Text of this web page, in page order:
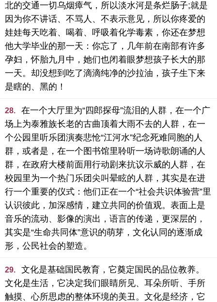
北的交通一切乌烟瘴气，所以淡水河是条烂肠子;就是
因为你不讲话、不骂人、不表示意见，所以你疼爱的
娃娃每天吃着、喝着、呼吸着化学毒素，你还在梦想
他大学毕业的那一天：你忘了，几年前在南部有许多
孕妇，怀胎九月中，她们也闭着眼梦想孩子长大的那
一天。却没想到吃了滴滴纯净的沙拉油，孩子生下来
是瞎的、黑的！
28.
在一个大厅里为“四郎探母”流泪的人群，在一个广
场上为泰雅族长老的古曲顶着大雨不去的人群，在一
个公园里听乐团演奏悲怆“江河水”纪念死难同胞的人
群，或者是，在一个图书馆里聆听一场诗歌朗诵的人
群，在政府大楼前面用行动剧来抗议示威的人群，在
校园里为一个热门乐团尖叫晕眩的人群，其实是在进
行一个重要的仪式：他们正在一个“社会共识体验营”里
认识彼此，加深感情，建立共同的价值观。表面上是
音乐的流动、影像的演出，语言的传递，更深层的，
其实是“生命共同体”意识的萌芽，文化认同的逐渐成
形，公民社会的塑造。
29.
文化是基础国民教育，它奠定国民的品位教养。
文化是生活，它决定我们眼睛所见、耳朵所听、手所
触摸、心所思虑的整体环境的美丑。文化是经济，它